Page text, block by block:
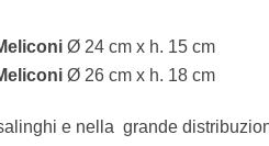
Ø 24 cm x h. 15 cm
Ø 26 cm x h. 18 cm
e nella grande